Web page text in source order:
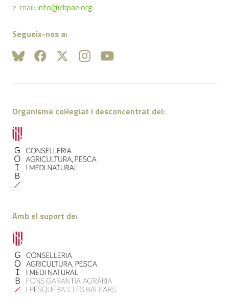
e-mail: info@cbpae.org
Segueix-nos a:
Organisme col·legiat i desconcentrat del:
Amb el suport de: